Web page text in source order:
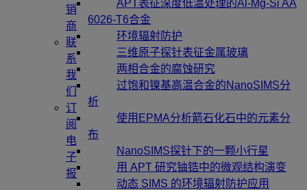
APT表征深度低温处理的Al-Mg-Si AA
6026-T6合金
环境辐射防护
三维原子探针表征金属玻璃
两相合金的腐蚀研究
过饱和镍基高温合金的NanoSIMS分
析
使用EPMA分析箭石化石中的元素分
布
NanoSIMS探针下的一颗小行星
用 APT 研究铀锆中的微观结构演变
动态 SIMS 的环境辐射防护应用
销
商
联
系
我
们
订
阅
电
子
报